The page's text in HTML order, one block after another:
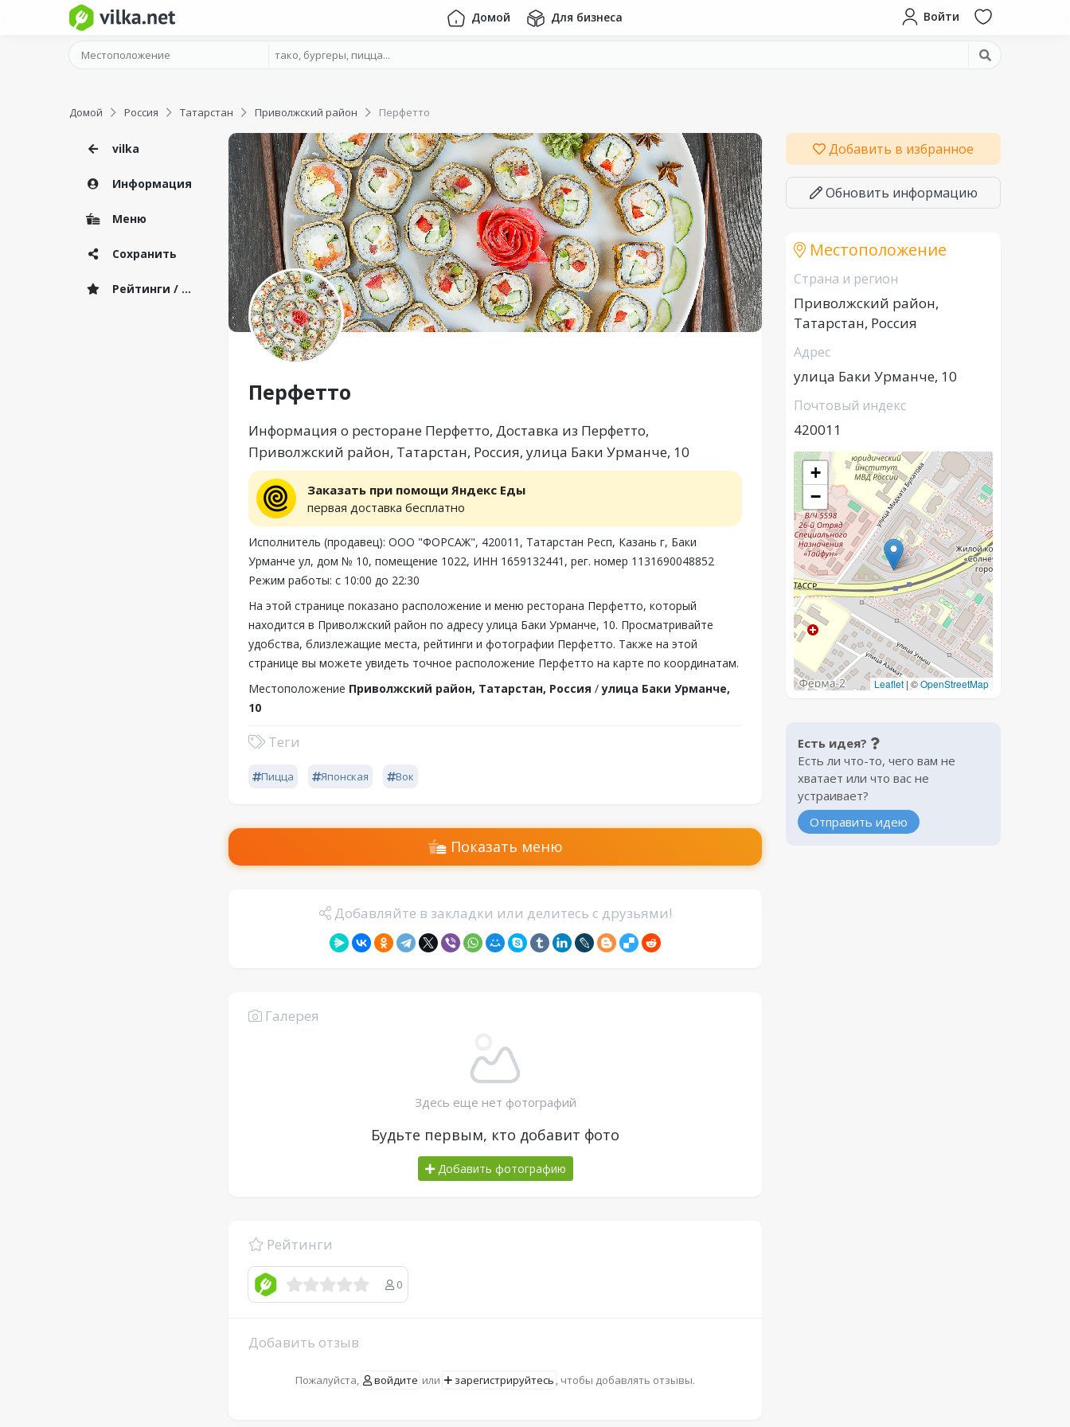
Домой Для бизнеса Войти
Домой Россия Татарстан Приволжский район Перфетто
vilka
Информация
Меню
Сохранить
Рейтинги / Отзывы
Перфетто
Информация о ресторане Перфетто, Доставка из Перфетто,
Приволжский район, Татарстан, Россия, улица Баки Урманче, 10
Заказать при помощи Яндекс Еды
первая доставка бесплатно
Исполнитель (продавец): ООО "ФОРСАЖ", 420011, Татарстан Респ, Казань г, Баки
Урманче ул, дом № 10, помещение 1022, ИНН 1659132441, рег. номер 1131690048852
Режим работы: с 10:00 до 22:30
На этой странице показано расположение и меню ресторана Перфетто, который
находится в Приволжский район по адресу улица Баки Урманче, 10. Просматривайте
удобства, близлежащие места, рейтинги и фотографии Перфетто. Также на этой
странице вы можете увидеть точное расположение Перфетто на карте по координатам.
Местоположение Приволжский район, Татарстан, Россия /улица Баки Урманче,
10
Теги
Пицца Японская Вок
Показать меню
Добавляйте в закладки или делитесь с друзьями!
Галерея
Здесь еще нет фотографий
Будьте первым, кто добавит фото
Добавить фотографию
Рейтинги
0
Добавить отзыв
Пожалуйста, войдите или зарегистрируйтесь , чтобы добавлять отзывы.
Добавить в избранное
Обновить информацию
Местоположение
Страна и регион
Приволжский район,
Татарстан, Россия
Адрес
улица Баки Урманче, 10
Почтовый индекс
420011
+
−
Leaflet | ©OpenStreetMap
Есть идея?
Есть ли что-то, чего вам не
хватает или что вас не
устраивает?
Отправить идею